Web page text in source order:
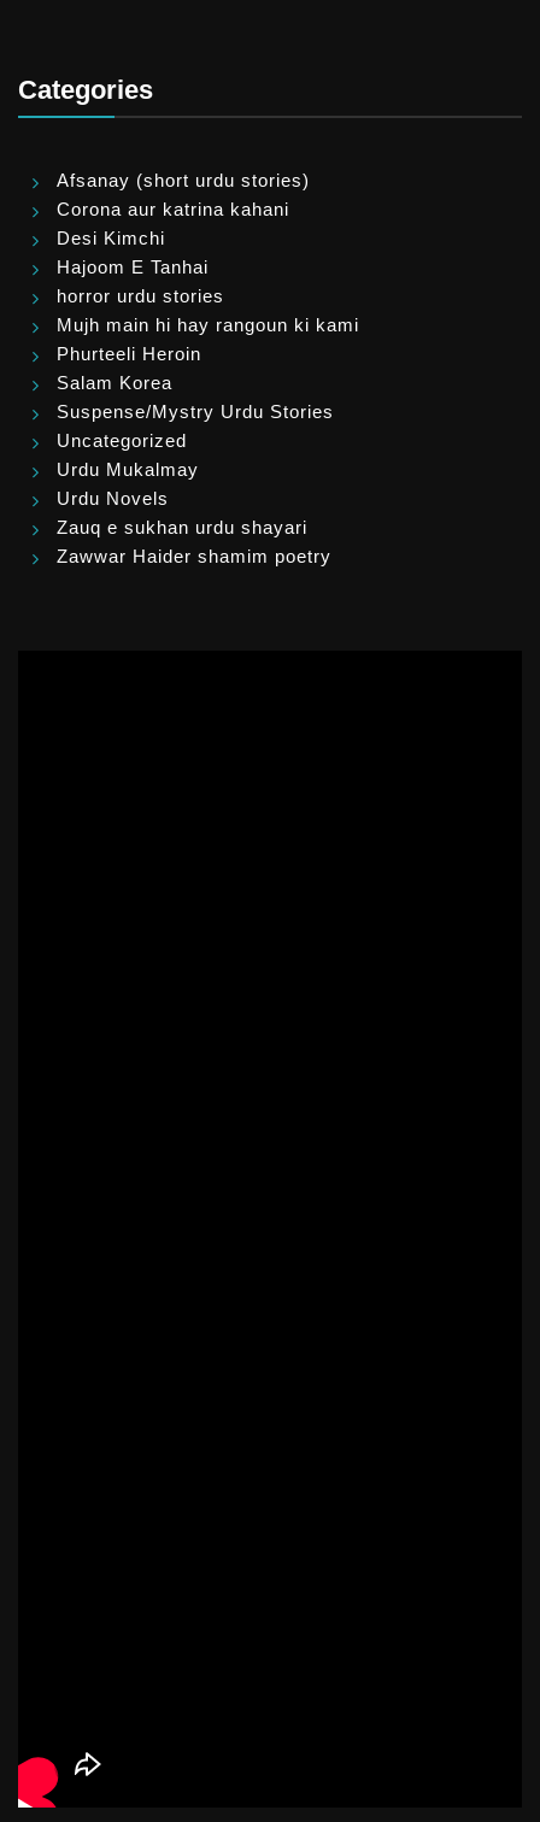
Categories
Afsanay (short urdu stories)
Corona aur katrina kahani
Desi Kimchi
Hajoom E Tanhai
horror urdu stories
Mujh main hi hay rangoun ki kami
Phurteeli Heroin
Salam Korea
Suspense/Mystry Urdu Stories
Uncategorized
Urdu Mukalmay
Urdu Novels
Zauq e sukhan urdu shayari
Zawwar Haider shamim poetry